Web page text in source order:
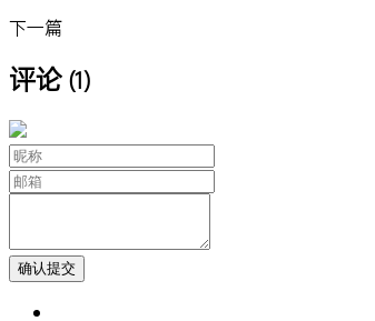
下一篇
评论 (1)